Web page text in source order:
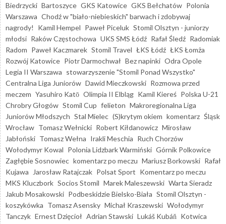
Biedrzycki Bartoszyce GKS Katowice GKS Bełchatów Polonia
Warszawa Chodź w "biało-niebieskich" barwach i zdobywaj
nagrody!
Kamil Hempel Paweł Piceluk Stomil Olsztyn - juniorzy
młodsi Raków Częstochowa UKS SMS Łódź Rafał Śledź Radomiak
Radom Paweł Kaczmarek Stomil Travel ŁKS Łódź ŁKS Łomża
Rozwój Katowice Piotr Darmochwał Bez napinki Odra Opole
Legia II Warszawa stowarzyszenie "Stomil Ponad Wszystko"
Centralna Liga Juniorów Dawid Mieczkowski Rozmowa przed
meczem Yasuhiro Katō Olimpia II Elbląg Kamil Kiereś Polska U-21
Chrobry Głogów Stomil Cup felieton Makroregionalna Liga
Juniorów Młodszych Stal Mielec (S)krytym okiem komentarz Śląsk
Wrocław Tomasz Wełnicki Robert Kiłdanowicz Mirosław
Jabłoński Tomasz Wełna Irakli Meschia Ruch Chorzów
Wołodymyr Kowal Polonia Lidzbark Warmiński Górnik Polkowice
Zagłębie Sosnowiec komentarz po meczu Mariusz Borkowski Rafał
Kujawa
Jarosław Ratajczak Polsat Sport Komentarz po meczu
MKS Kluczbork Socios Stomil Marek Maleszewski Warta Sieradz
Jakub Mosakowski Podbeskidzie Bielsko-Biała Stomil Olsztyn -
koszykówka Tomasz Asensky Michał Kraszewski Wołodymyr
Tanczyk Ernest Dzięcioł Adrian Stawski Lukáš Kubáň Kotwica